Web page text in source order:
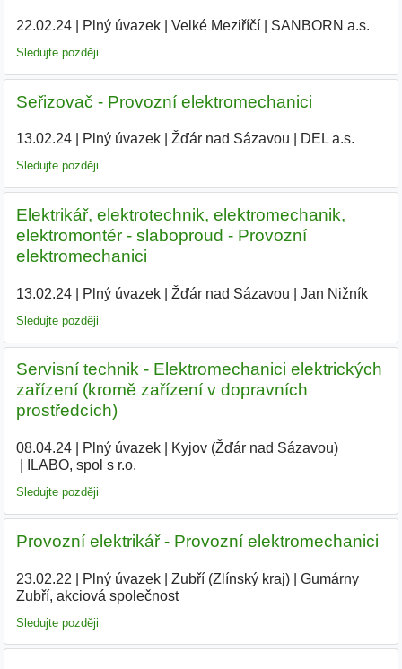
22.02.24| Plný úvazek| Velké Meziříčí| SANBORN a.s.
Sledujte později
Seřizovač - Provozní elektromechanici
13.02.24| Plný úvazek| Žďár nad Sázavou DEL a.s.
Sledujte později
Elektrikář, elektrotechnik, elektromechanik,
elektromontér - slaboproud - Provozní
elektromechanici
13.02.24| Plný úvazek| Žďár nad Sázavou Jan Nižník|
Sledujte později
Servisní technik - Elektromechanici elektrických
zařízení (kromě zařízení v dopravních
prostředcích)
08.04.24| Plný úvazek| Kyjov (Žďár nad Sázavou)|
ILABO, spol s r.o.
Sledujte později
Provozní elektrikář - Provozní elektromechanici
23.02.22 Plný úvazek| Zubří (Zlínský kraj)|
Gumárny
Zubří, akciová společnost|
Sledujte později